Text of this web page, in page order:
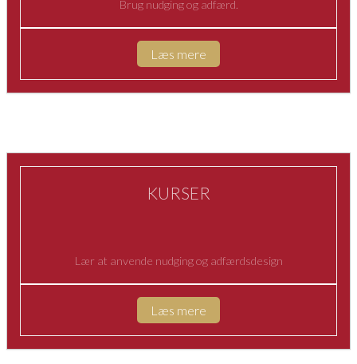
Brug nudging og adfærd.
Læs mere
KURSER
Lær at anvende nudging og adfærdsdesign
Læs mere